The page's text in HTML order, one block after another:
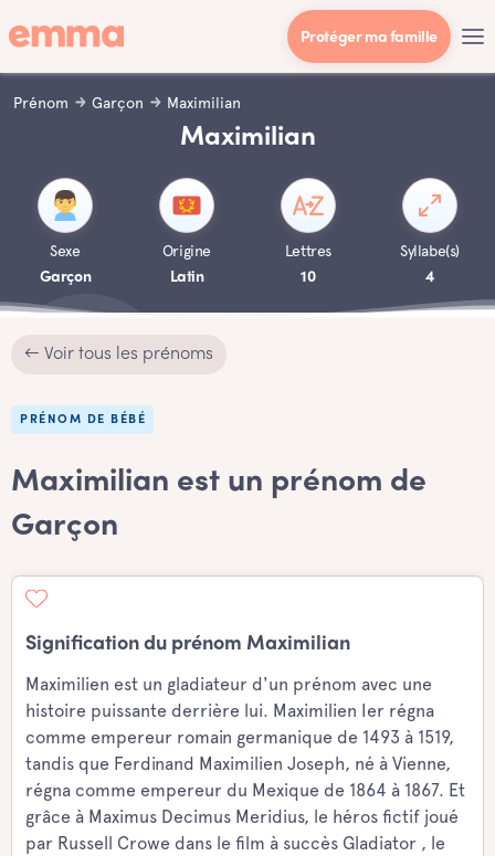
Protéger ma famille
Prénom Garçon Maximilian
Maximilian
Sexe
Garçon
Origine
Latin
Lettres
10
Syllabe(s)
4
← Voir tous les prénoms
PRÉNOM DE BÉBÉ
Maximilian est un prénom de
Garçon
Signification du prénom Maximilian
Maximilien est un gladiateur d'un prénom avec une
histoire puissante derrière lui. Maximilien Ier régna
comme empereur romain germanique de 1493 à 1519,
tandis que Ferdinand Maximilien Joseph, né à Vienne,
régna comme empereur du Mexique de 1864 à 1867. Et
grâce à Maximus Decimus Meridius, le héros fictif joué
par Russell Crowe dans le film à succès Gladiator , le